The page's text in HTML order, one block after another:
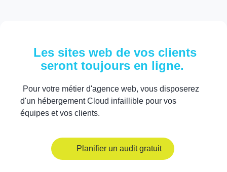
Les sites web de vos clients
seront toujours en ligne.
Pour votre métier d'agence web, vous disposerez
d'un hébergement Cloud infaillible pour vos
équipes et vos clients.
Planifier un audit gratuit